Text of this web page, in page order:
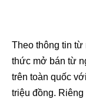
Theo thông tin từ
thức mở bán từ
trên toàn quốc
triệu đồng.